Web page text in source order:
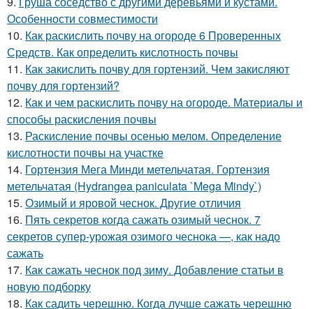
Особенности совместимости
10. Как раскислить почву на огороде 6 Проверенных
Средств. Как определить кислотность почвы
11. Как закислить почву для гортензий. Чем закисляют
почву для гортензий?
12. Как и чем раскислить почву на огороде. Материалы и
способы раскисления почвы
13. Раскисление почвы осенью мелом. Определение
кислотности почвы на участке
14. Гортензия Мега Минди метельчатая. Гортензия
метельчатая (Hydrangea paniculata `Mega Mindy`)
15. Озимый и яровой чеснок. Другие отличия
16. Пять секретов когда сажать озимый чеснок. 7
секретов супер-урожая озимого чеснока —, как надо
сажать
17. Как сажать чеснок под зиму. Добавление статьи в
новую подборку
18. Как садить черешню. Когда лучше сажать черешню